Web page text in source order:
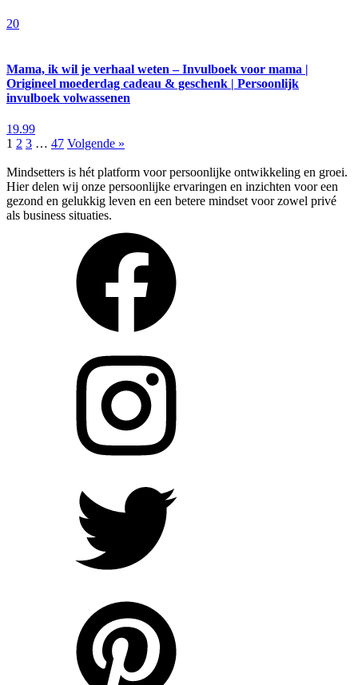
20
Mama, ik wil je verhaal weten – Invulboek voor mama |
Origineel moederdag cadeau & geschenk | Persoonlijk
invulboek volwassenen
19.99
1 2 3 … 47 Volgende »
Mindsetters is hét platform voor persoonlijke ontwikkeling en groei.
Hier delen wij onze persoonlijke ervaringen en inzichten voor een
gezond en gelukkig leven en een betere mindset voor zowel privé
als business situaties.